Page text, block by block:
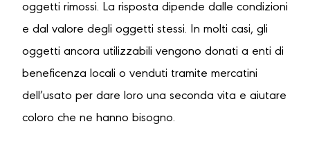
oggetti rimossi. La risposta dipende dalle condizioni
e dal valore degli oggetti stessi. In molti casi, gli
oggetti ancora utilizzabili vengono donati a enti di
beneficenza locali o venduti tramite mercatini
dell’usato per dare loro una seconda vita e aiutare
coloro che ne hanno bisogno.